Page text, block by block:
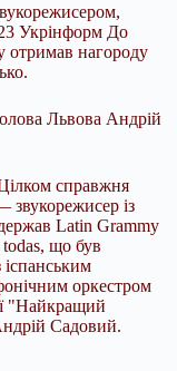
Укрінформ До
отримав нагороду
Львова Андрій
справжня
звукорежисер із
Latin Grammy
що був
іспанським
оркестром
"Найкращий
Садовий.